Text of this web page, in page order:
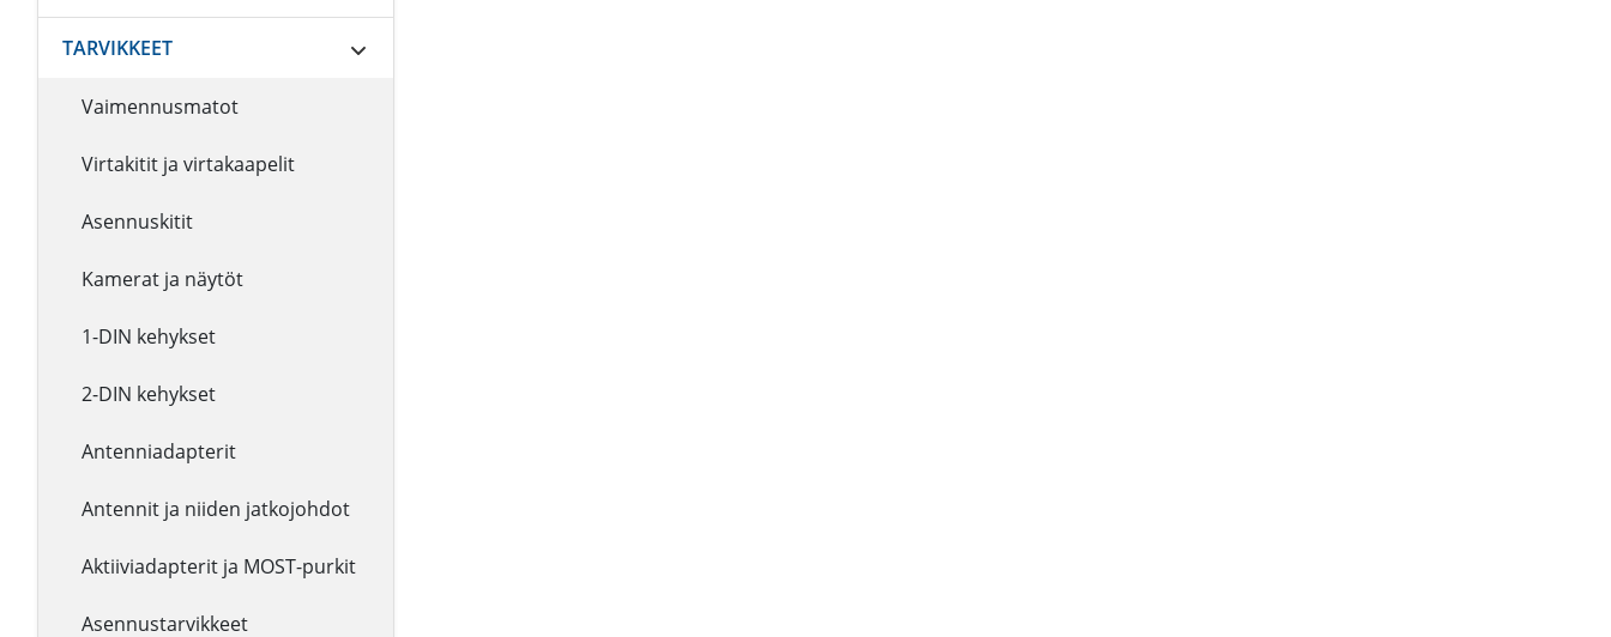
TARVIKKEET
Vaimennusmatot
Virtakitit ja virtakaapelit
Asennuskitit
Kamerat ja näytöt
1-DIN kehykset
2-DIN kehykset
Antenniadapterit
Antennit ja niiden jatkojohdot
Aktiiviadapterit ja MOST-purkit
Asennustarvikkeet